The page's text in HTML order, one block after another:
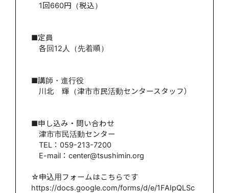
1回660円（税込）
■定員
各回12人（先着順）
■講師・進行役
川北 輝（津市市民活動センタースタッフ）
■申し込み・問い合わせ
津市市民活動センター
TEL：059-213-7200
E-mail：center@tsushimin.org
☆申込用フォームはこちらです
https://docs.google.com/forms/d/e/1FAIpQLSc